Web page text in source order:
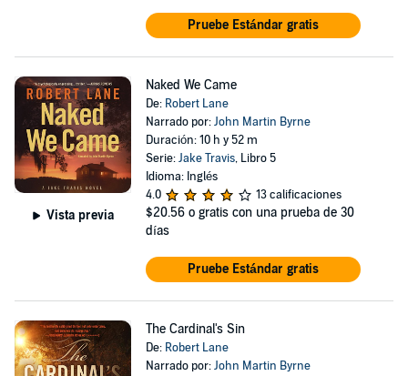
Pruebe Estándar gratis
Vista previa
Naked We Came
De: Robert Lane
Narrado por:John Martin Byrne
Duración: 10 h y 52 m
Serie:Jake Travis, Libro 5
Idioma: Inglés
4.0
13 calificaciones
$20.56 o gratis con una prueba de 30
días
Pruebe Estándar gratis
The Cardinal's Sin
De: Robert Lane
Narrado por:John Martin Byrne